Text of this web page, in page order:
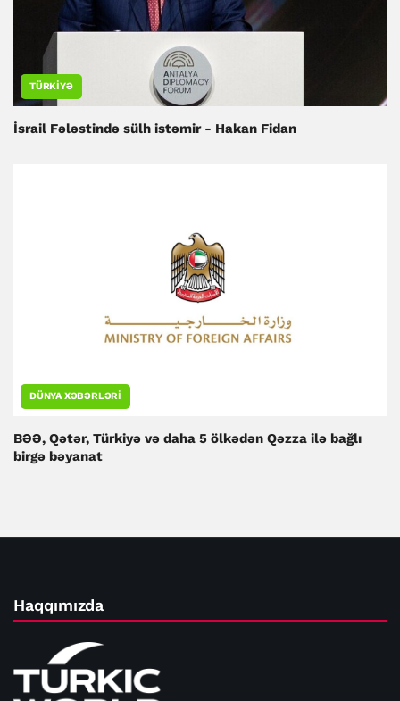
TÜRKIYƏ
İsrail Fələstində sülh istəmir - Hakan Fidan
DÜNYA XƏBƏRLƏRI
BƏƏ, Qətər, Türkiyə və daha 5 ölkədən Qəzza ilə bağlı
birgə bəyanat
Haqqımızda